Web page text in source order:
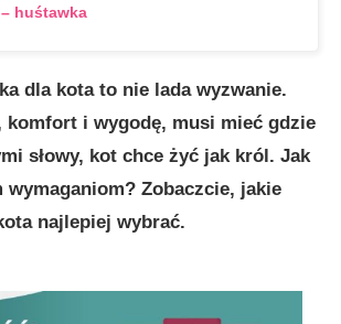
huśtawka
dla kota to nie lada wyzwanie.
komfort i wygodę, musi mieć gdzie
słowy, kot chce żyć jak król. Jak
Zobaczcie, jakie
najlepiej wybrać.